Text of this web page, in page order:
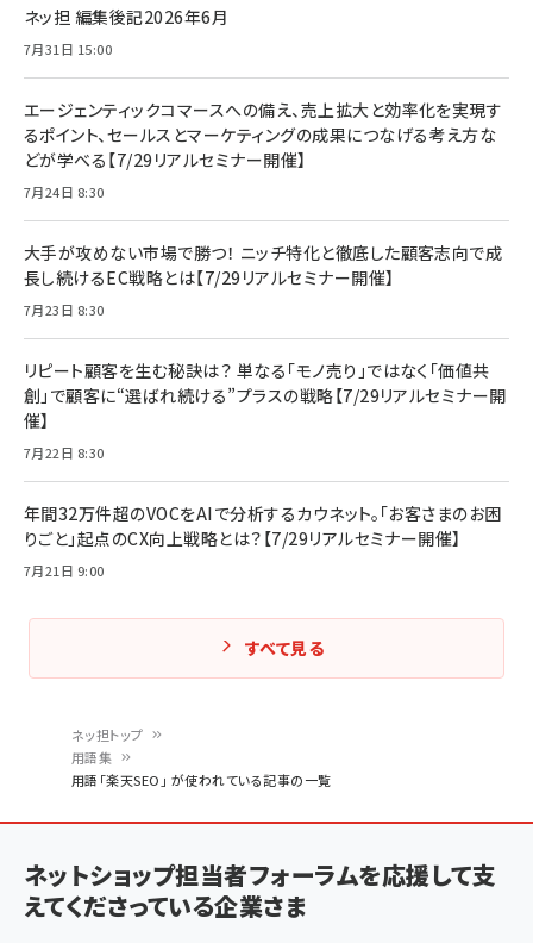
ン
く
ず
ネッ担トップ
用語集
用語「楽天SEO」 が使われている記事の一覧
ネッ担 編集後記2026年6月
7月31日 15:00
エージェンティックコマースへの備え、売上拡大と効率化を実現す
るポイント、セールスとマーケティングの成果につなげる考え方な
どが学べる【7/29リアルセミナー開催】
7月24日 8:30
大手が攻めない市場で勝つ！ ニッチ特化と徹底した顧客志向で成
長し続けるEC戦略とは【7/29リアルセミナー開催】
7月23日 8:30
リピート顧客を生む秘訣は？ 単なる「モノ売り」ではなく「価値共
創」で顧客に“選ばれ続ける”プラスの戦略【7/29リアルセミナー開
催】
7月22日 8:30
年間32万件超のVOCをAIで分析するカウネット。「お客さまのお困
りごと」起点のCX向上戦略とは？【7/29リアルセミナー開催】
7月21日 9:00
すべて見る
ネットショップ担当者フォーラムを応援して支
えてくださっている企業さま